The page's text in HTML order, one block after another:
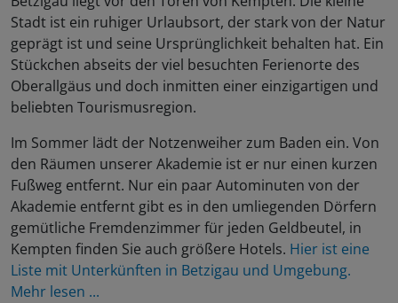
Stadt ist ein ruhiger Urlaubsort, der stark von der Natur
geprägt ist und seine Ursprünglichkeit behalten hat. Ein
Stückchen abseits der viel besuchten Ferienorte des
Oberallgäus und doch inmitten einer einzigartigen und
beliebten Tourismusregion.
Im Sommer lädt der Notzenweiher zum Baden ein. Von
den Räumen unserer Akademie ist er nur einen kurzen
Fußweg entfernt. Nur ein paar Autominuten von der
Akademie entfernt gibt es in den umliegenden Dörfern
gemütliche Fremdenzimmer für jeden Geldbeutel, in
Kempten finden Sie auch größere Hotels. Hier ist eine
Liste mit Unterkünften in Betzigau und Umgebung.
Mehr lesen ...